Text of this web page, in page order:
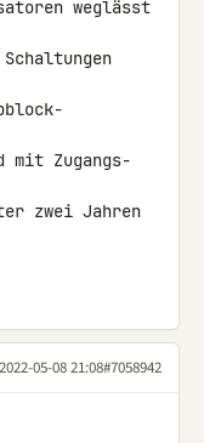
weglässt
mit Zugangs-
zwei Jahren
2022-05-08 21:08#7058942